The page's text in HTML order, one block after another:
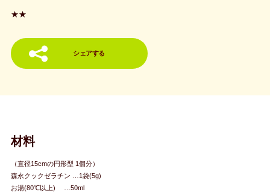
★★
シェアする
材料
（直径15cmの円形型 1個分）
森永クックゼラチン …1袋(5g)
お湯(80℃以上) …50ml